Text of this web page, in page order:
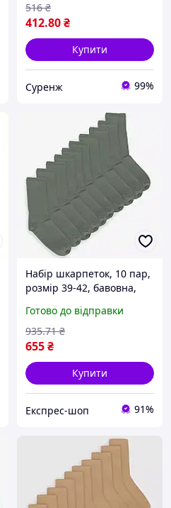
412.80₴
516 ₴
Купити
Суренж 99%
Набір шкарпеток, 10 пар,
розмір 39-42, бавовна,
бавовняні / Шкарпетки
класичні / Шкарпетки
демісезонні
Готово до відправки
655₴
935.71 ₴
Купити
Експрес-шоп 91%